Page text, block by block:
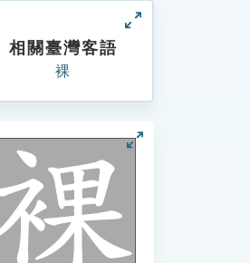
相關臺灣客語
裸